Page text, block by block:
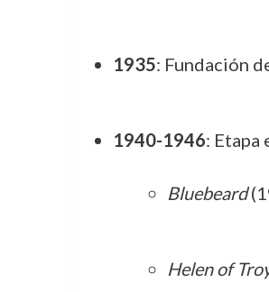
1935: Fundación
1940-1946: Etapa
Bluebeard
Helen of